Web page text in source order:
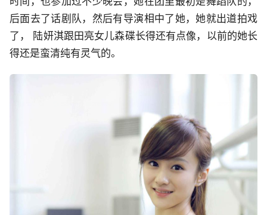
后面去了话剧队，然后有导演相中了她，她就出道拍戏
了， 陆妍淇跟田亮女儿森碟长得还有点像，以前的她长
得还是蛮清纯有灵气的。